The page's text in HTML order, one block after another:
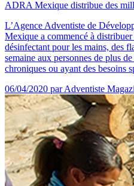
ADRA Mexique distribue des
L’Agence Adventiste de
Mexique a commencé à
désinfectant pour les mains, des
semaine aux personnes de plus
chroniques ou ayant des besoins
06/04/2020 par Adventiste